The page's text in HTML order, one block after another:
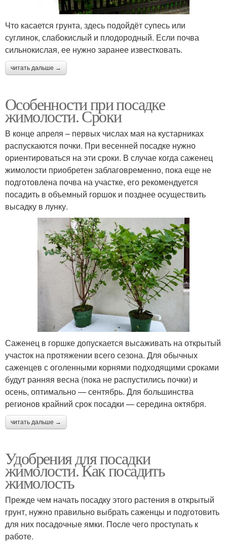
Что касается грунта, здесь подойдёт супесь или
суглинок, слабокислый и плодородный. Если почва
сильнокислая, ее нужно заранее известковать.
читать дальше →
Особенности при посадке
жимолости. Сроки
В конце апреля – первых числах мая на кустарниках
распускаются почки. При весенней посадке нужно
ориентироваться на эти сроки. В случае когда саженец
жимолости приобретен заблаговременно, пока еще не
подготовлена почва на участке, его рекомендуется
посадить в объемный горшок и позднее осуществить
высадку в лунку.
Саженец в горшке допускается высаживать на открытый
участок на протяжении всего сезона. Для обычных
саженцев с оголенными корнями подходящими сроками
будут ранняя весна (пока не распустились почки) и
осень, оптимально — сентябрь. Для большинства
регионов крайний срок посадки — середина октября.
читать дальше →
Удобрения для посадки
жимолости. Как посадить
жимолость
Прежде чем начать посадку этого растения в открытый
грунт, нужно правильно выбрать саженцы и подготовить
для них посадочные ямки. После чего проступать к
работе.